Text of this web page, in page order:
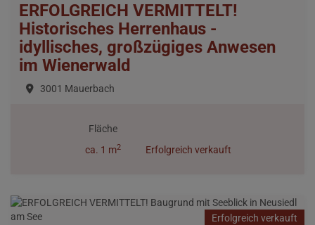
ERFOLGREICH VERMITTELT!
Historisches Herrenhaus -
idyllisches, großzügiges Anwesen
im Wienerwald
3001 Mauerbach
Fläche
ca. 1 m2 Erfolgreich verkauft
Erfolgreich verkauft